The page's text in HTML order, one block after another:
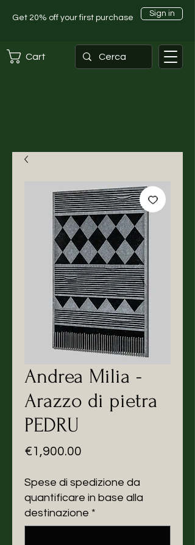
Get 20% off your first purchase Sign in
Cart
Andrea Milia -
Arazzo di pietra
PEDRU
€1,900.00
Spese di spedizione da
quantificare in base alla
destinazione *